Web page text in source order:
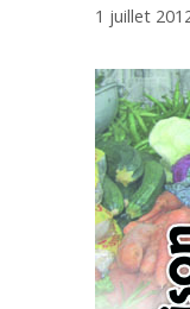
1 juillet